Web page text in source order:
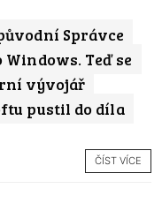
Správce
Teď se
vývojář
pustil do díla
ČÍST VÍCE